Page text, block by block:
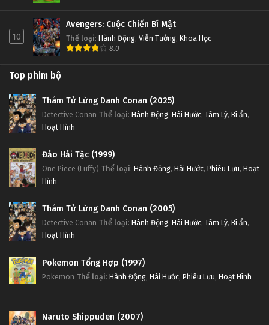
10
Avengers: Cuộc Chiến Bí Mật
Thể loại: Hành Động, Viễn Tưởng, Khoa Học
8.0
Top phim bộ
Thám Tử Lừng Danh Conan (2025)
Detective Conan Thể loại: Hành Động, Hài Hước, Tâm Lý, Bí ẩn,
Hoạt Hình
Đảo Hải Tặc (1999)
One Piece (Luffy) Thể loại: Hành Động, Hài Hước, Phiêu Lưu, Hoạt
Hình
Thám Tử Lừng Danh Conan (2005)
Detective Conan Thể loại: Hành Động, Hài Hước, Tâm Lý, Bí ẩn,
Hoạt Hình
Pokemon Tổng Hợp (1997)
Pokemon Thể loại: Hành Động, Hài Hước, Phiêu Lưu, Hoạt Hình
Naruto Shippuden (2007)